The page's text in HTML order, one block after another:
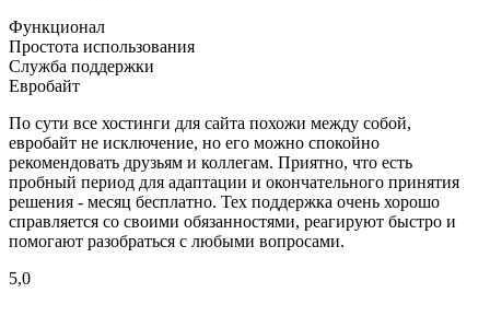
Функционал
Простота использования
Служба поддержки
Евробайт
По сути все хостинги для сайта похожи между собой,
евробайт не исключение, но его можно спокойно
рекомендовать друзьям и коллегам. Приятно, что есть
пробный период для адаптации и окончательного принятия
решения - месяц бесплатно. Тех поддержка очень хорошо
справляется со своими обязанностями, реагируют быстро и
помогают разобраться с любыми вопросами.
5,0